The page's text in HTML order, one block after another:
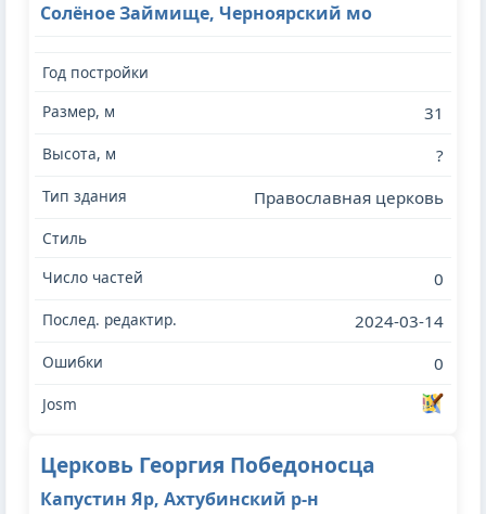
Солёное Займище, Черноярский мо
31
?
Православная церковь
0
2024-03-14
0
Церковь Георгия Победоносца
Капустин Яр, Ахтубинский р-н